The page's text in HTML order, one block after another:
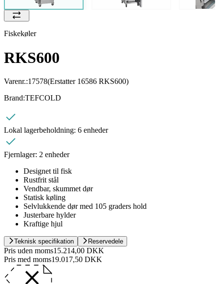
Fiskekøler
RKS600
Varenr.:17578(Erstatter 16586 RKS600)
Brand:TEFCOLD
Lokal lagerbeholdning: 6 enheder
Fjernlager: 2 enheder
Designet til fisk
Rustfrit stål
Vendbar, skummet dør
Statisk køling
Selvlukkende dør med 105 graders hold
Justerbare hylder
Kraftige hjul
Teknisk specifikation Reservedele
Pris uden moms15.214,00 DKK
Pris med moms19.017,50 DKK